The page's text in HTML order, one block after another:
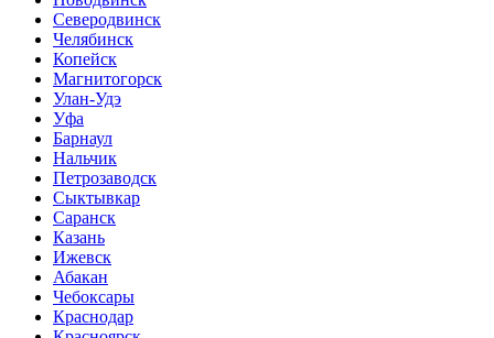
Северодвинск
Челябинск
Копейск
Магнитогорск
Улан-Удэ
Уфа
Барнаул
Нальчик
Петрозаводск
Сыктывкар
Саранск
Казань
Ижевск
Абакан
Чебоксары
Краснодар